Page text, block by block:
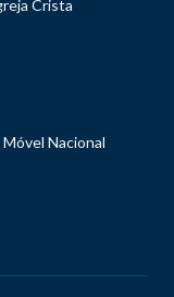
Crista
Nacional